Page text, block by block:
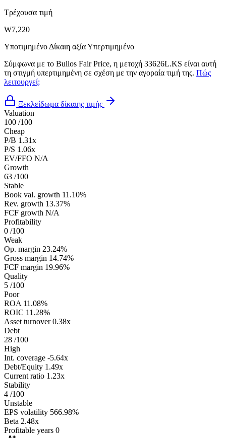
Τρέχουσα τιμή
₩7,220
Υποτιμημένο Δίκαιη αξίαΥπερτιμημένο
Σύμφωνα με το Bulios Fair Price, η μετοχή 33626L.KS είναι αυτή
τη στιγμή υπερτιμημένη σε σχέση με την αγοραία τιμή της. Πώς
λειτουργεί;
Ξεκλείδωμα δίκαιης τιμής
Valuation
100 /100
Cheap
P/B 1.31x
P/S 1.06x
EV/FFO N/A
Growth
63 /100
Stable
Book val. growth 11.10%
Rev. growth 13.37%
FCF growth N/A
Profitability
0 /100
Weak
Op. margin 23.24%
Gross margin 14.74%
FCF margin 19.96%
Quality
5 /100
Poor
ROA 11.08%
ROIC 11.28%
Asset turnover 0.38x
Debt
28 /100
High
Int. coverage -5.64x
Debt/Equity 1.49x
Current ratio 1.23x
Stability
4 /100
Unstable
EPS volatility 566.98%
Beta 2.48x
Profitable years 0